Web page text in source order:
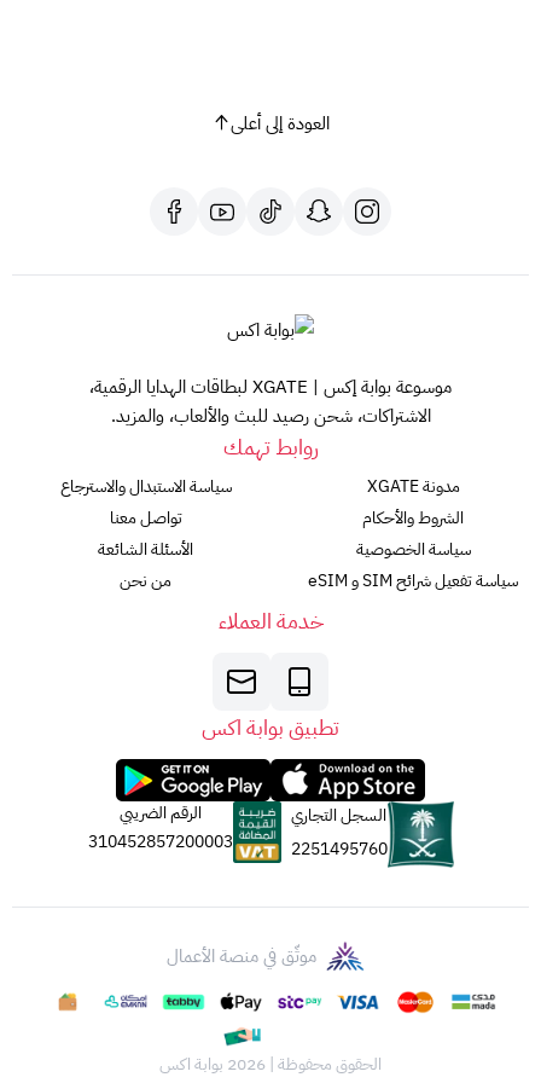
العودة إلى أعلى
موسوعة بوابة إكس | XGATE لبطاقات الهدايا الرقمية،
الاشتراكات، شحن رصيد للبث والألعاب، والمزيد.
روابط تهمك
مدونة XGATE
الشروط والأحكام
سياسة الخصوصية
سياسة تفعيل شرائح SIM و eSIM
سياسة الاستبدال والاسترجاع
تواصل معنا
الأسئلة الشائعة
من نحن
خدمة العملاء
تطبيق بوابة اكس
السجل التجاري
2251495760
الرقم الضريبي
310452857200003
موثّق في منصة الأعمال
الحقوق محفوظة | 2026 بوابة اكس